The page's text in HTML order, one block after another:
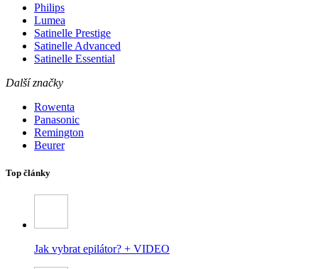
Philips
Lumea
Satinelle Prestige
Satinelle Advanced
Satinelle Essential
Další značky
Rowenta
Panasonic
Remington
Beurer
Top články
Jak vybrat epilátor? + VIDEO